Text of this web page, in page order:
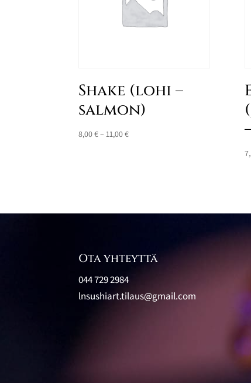
Shake (lohi –
salmon)
8,00€– 11,00€Hintaluokka:
Ota yhteyttä
044 729 2984
lnsushiart.tilaus@gmail.com